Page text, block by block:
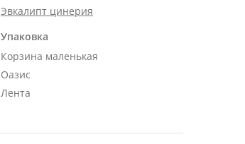
Эвкалипт цинерия
Упаковка
Корзина маленькая
Оазис
Лента